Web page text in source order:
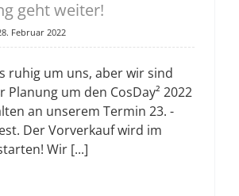
geht weiter!
Februar 2022
ruhig um uns, aber wir sind
Planung um den CosDay² 2022
an unserem Termin 23. -
Der Vorverkauf wird im
Wir [...]